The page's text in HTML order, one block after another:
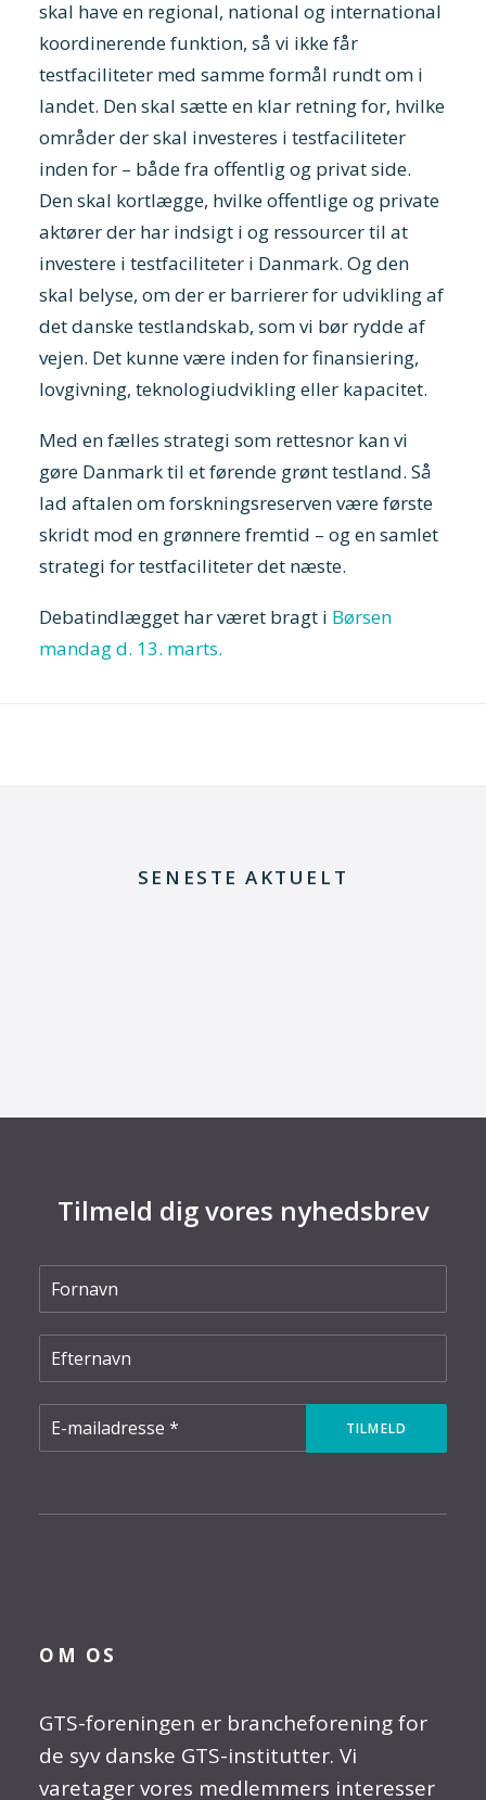
skal have en regional, national og international
koordinerende funktion, så vi ikke får
testfaciliteter med samme formål rundt om i
landet. Den skal sætte en klar retning for, hvilke
områder der skal investeres i testfaciliteter
inden for – både fra offentlig og privat side.
Den skal kortlægge, hvilke offentlige og private
aktører der har indsigt i og ressourcer til at
investere i testfaciliteter i Danmark. Og den
skal belyse, om der er barrierer for udvikling af
det danske testlandskab, som vi bør rydde af
vejen. Det kunne være inden for finansiering,
lovgivning, teknologiudvikling eller kapacitet.
Med en fælles strategi som rettesnor kan vi
gøre Danmark til et førende grønt testland. Så
lad aftalen om forskningsreserven være første
skridt mod en grønnere fremtid – og en samlet
strategi for testfaciliteter det næste.
Debatindlægget har været bragt i Børsen
mandag d. 13. marts.
SENESTE AKTUELT
Tilmeld dig vores nyhedsbrev
OM OS
GTS-foreningen er brancheforening for
de syv danske GTS-institutter. Vi
varetager vores medlemmers interesser